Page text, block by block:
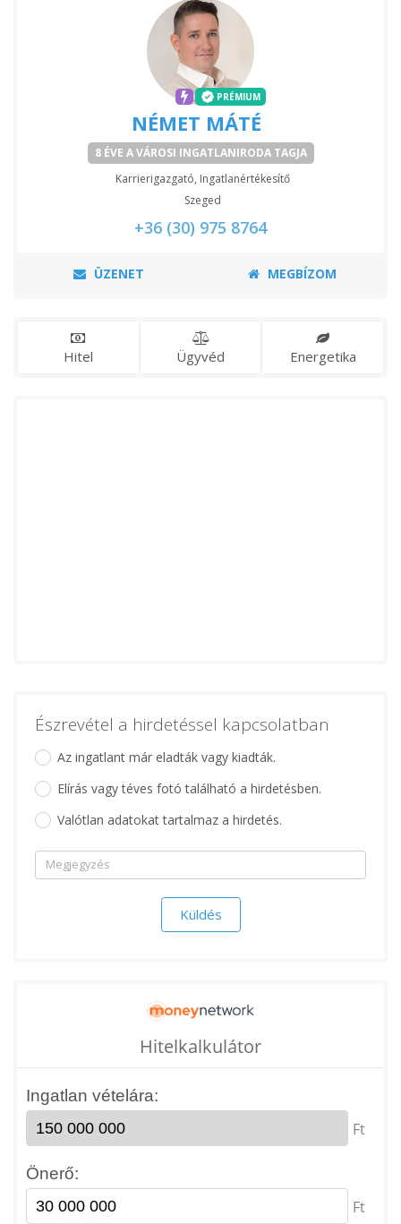
PRÉMIUM
NÉMET MÁTÉ
8 ÉVE A VÁROSI INGATLANIRODA TAGJA
Karrierigazgató, Ingatlanértékesítő
Szeged
+36 (30) 975 8764
ÜZENET MEGBÍZOM
Hitel Ügyvéd Energetika
Észrevétel a hirdetéssel kapcsolatban
Az ingatlant már eladták vagy kiadták.
Elírás vagy téves fotó található a hirdetésben.
Valótlan adatokat tartalmaz a hirdetés.